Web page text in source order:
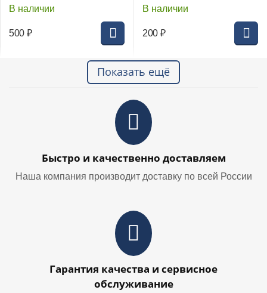
В наличии
500 ₽
В наличии
200 ₽
Показать ещё
Быстро и качественно доставляем
Наша компания производит доставку по всей России
Гарантия качества и сервисное
обслуживание